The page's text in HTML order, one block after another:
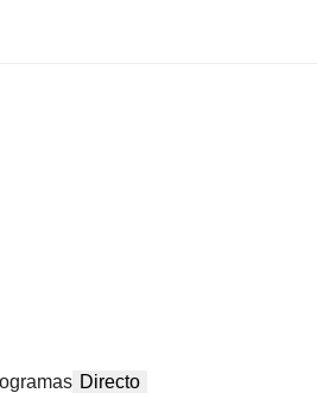
Directo